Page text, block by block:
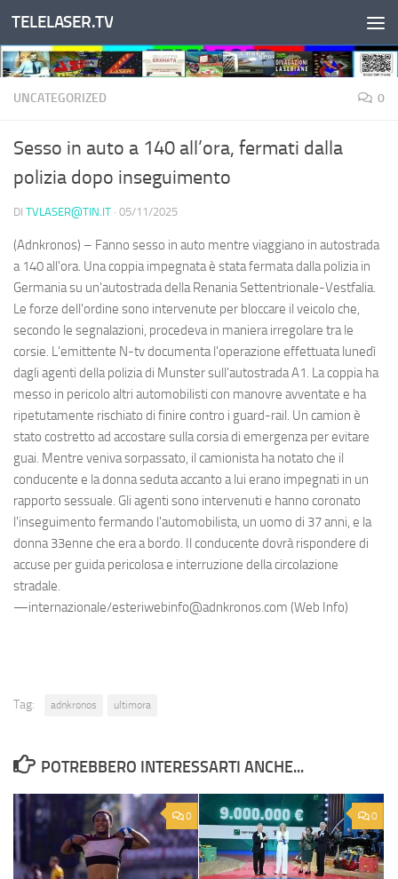
Salta al contenuto
TELELASER.TV
UNCATEGORIZED 0
Sesso in auto a 140 all’ora, fermati dalla
polizia dopo inseguimento
DI TVLASER@TIN.IT · 05/11/2025
(Adnkronos) – Fanno sesso in auto mentre viaggiano in autostrada
a 140 all'ora. Una coppia impegnata è stata fermata dalla polizia in
Germania su un'autostrada della Renania Settentrionale-Vestfalia.
Le forze dell'ordine sono intervenute per bloccare il veicolo che,
secondo le segnalazioni, procedeva in maniera irregolare tra le
corsie. L'emittente N-tv documenta l'operazione effettuata lunedì
dagli agenti della polizia di Munster sull'autostrada A1. La coppia ha
messo in pericolo altri automobilisti con manovre avventate e ha
ripetutamente rischiato di finire contro i guard-rail. Un camion è
stato costretto ad accostare sulla corsia di emergenza per evitare
guai. Mentre veniva sorpassato, il camionista ha notato che il
conducente e la donna seduta accanto a lui erano impegnati in un
rapporto sessuale. Gli agenti sono intervenuti e hanno coronato
l'inseguimento fermando l'automobilista, un uomo di 37 anni, e la
donna 33enne che era a bordo. Il conducente dovrà rispondere di
accuse per guida pericolosa e interruzione della circolazione
stradale.
—internazionale/esteriwebinfo@adnkronos.com (Web Info)
Tag: adnkronos ultimora
POTREBBERO INTERESSARTI ANCHE...
0 0